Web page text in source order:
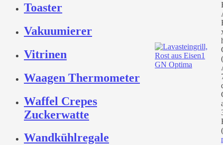
Toaster
Vakuumierer
Vitrinen
Waagen Thermometer
Waffel Crepes
Zuckerwatte
Wandkühlregale